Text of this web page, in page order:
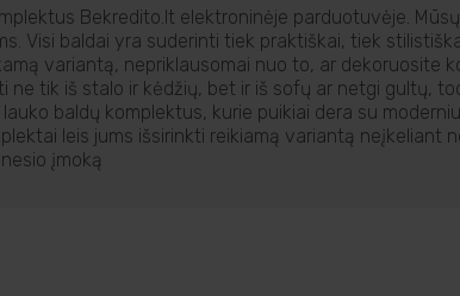
Bekredito.lt elektroninėje parduotuvėje.
Visi baldai yra suderinti tiek praktiškai, tiek
variantą, nepriklausomai nuo to, ar dekoruosite
tik iš stalo ir kėdžių, bet ir iš sofų ar netgi gultų,
baldų komplektus, kurie puikiai dera su
leis jums išsirinkti reikiamą variantą
įmoką